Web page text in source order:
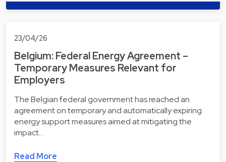
23/04/26
Belgium: Federal Energy Agreement –
Temporary Measures Relevant for
Employers
The Belgian federal government has reached an
agreement on temporary and automatically expiring
energy support measures aimed at mitigating the
impact…
Read More